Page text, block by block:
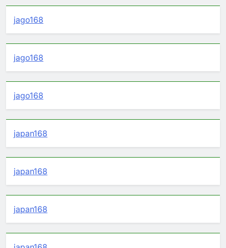
jago168
jago168
jago168
japan168
japan168
japan168